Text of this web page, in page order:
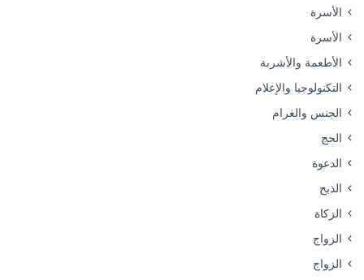
الأسرة
الأسرة
الأطعمة والأشربة
التكنولوجيا والإعلام
الجنس والغرام
الحج
الدعوة
الذبح
الزكاة
الزواج
الزواج